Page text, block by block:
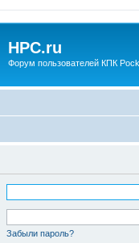
HPC.ru
Форум пользователей КПК
Забыли пароль?